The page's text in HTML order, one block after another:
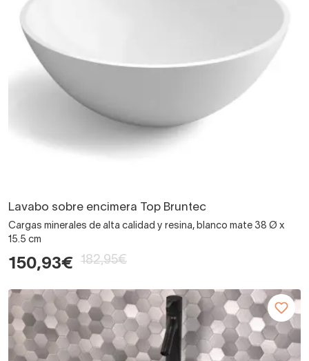
Lavabo sobre encimera Top Bruntec
Cargas minerales de alta calidad y resina, blanco mate 38 Ø x
15.5 cm
150,93€ 182,95€